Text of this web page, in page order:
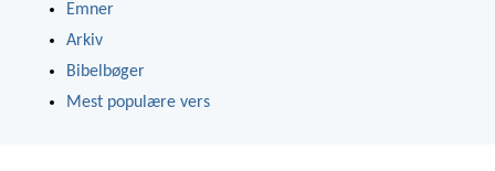
Emner
Arkiv
Bibelbøger
Mest populære vers